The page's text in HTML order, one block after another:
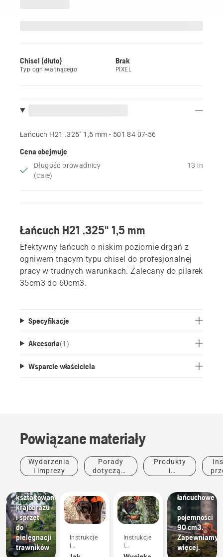
Chisel (dłuto)
Typ ogniwa tnącego
Brak
PIXEL
Łańcuch H21 .325" 1,5 mm - 501 84 07‑56
Cena obejmuje
Długość prowadnicy
(cale)
13 in
Łańcuch H21 .325" 1,5 mm
Efektywny łańcuch o niskim poziomie drgań z
ogniwem tnącym typu chisel do profesjonalnej
pracy w trudnych warunkach. Zalecany do pilarek
35cm3 do 60cm3.
Specyfikacje
Akcesoria(1 )
Wsparcie właściciela
Powiązane materiały
Wydarzenia
i imprezy
Porady
dotyczące
Produkty
i
Narzędzia
do
kształtowania
krajobrazu,
komercyjny
kształtowania
krajobrazu
i sprzęt
do
pielęgnacji
trawników
Produkty i
innowacje
Instrukcje
i
przewodniki
Instrukcje
i
przewodniki
Produkty i
innowacje
Nowe
łańcuchowe
o
pojemności
90 cm3.
Zapewniamy
więcej.